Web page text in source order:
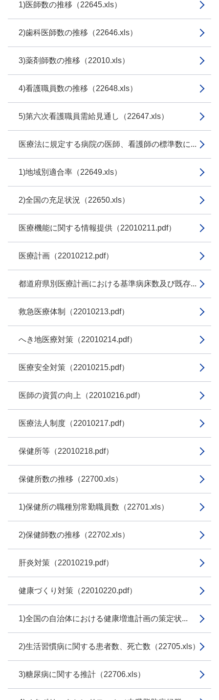
1)医師数の推移（22645.xls）
2)歯科医師数の推移（22646.xls）
3)薬剤師数の推移（22010.xls）
4)看護職員数の推移（22648.xls）
5)第六次看護職員需給見通し（22647.xls）
医療法に規定する病院の医師、看護師の標準数に...
1)地域別適合率（22649.xls）
2)全国の充足状況（22650.xls）
医療機能に関する情報提供（22010211.pdf）
医療計画（22010212.pdf）
都道府県別医療計画における基準病床数及び既存...
救急医療体制（22010213.pdf）
へき地医療対策（22010214.pdf）
医療安全対策（22010215.pdf）
医師の資質の向上（22010216.pdf）
医療法人制度（22010217.pdf）
保健所等（22010218.pdf）
保健所数の推移（22700.xls）
1)保健所の職種別常勤職員数（22701.xls）
2)保健師数の推移（22702.xls）
肝炎対策（22010219.pdf）
健康づくり対策（22010220.pdf）
1)全国の自治体における健康増進計画の策定状...
2)生活習慣病に関する患者数、死亡数（22705.xls）
3)糖尿病に関する推計（22706.xls）